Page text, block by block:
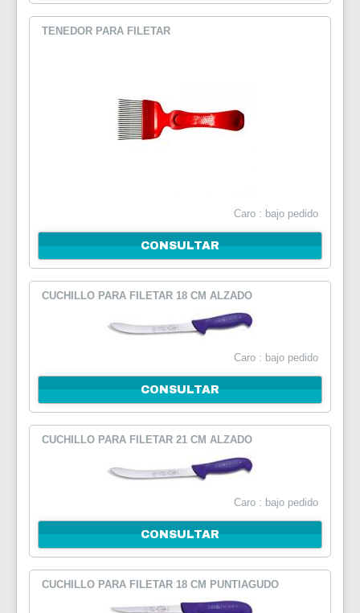
TENEDOR PARA FILETAR
Caro : bajo pedido
CONSULTAR
CUCHILLO PARA FILETAR 18 CM ALZADO
Caro : bajo pedido
CONSULTAR
CUCHILLO PARA FILETAR 21 CM ALZADO
Caro : bajo pedido
CONSULTAR
CUCHILLO PARA FILETAR 18 CM PUNTIAGUDO